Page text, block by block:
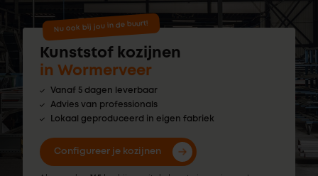
Nu ook bij jou in de buurt!
Kunststof kozijnen
in Wormerveer
Vanaf 5 dagen leverbaar
Advies van professionals
Lokaal geproduceerd in eigen fabriek
Configureer je kozijnen